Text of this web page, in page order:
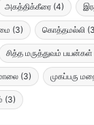
அகத்திக்கீரை (4)
(3) கொத்தமல்லி
சித்த மருத்துவம் பயன்கள்
(3) முகப்பரு
(3)